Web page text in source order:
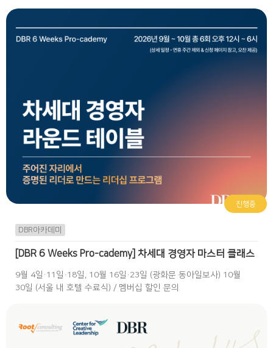
진행중
DBR아카데미
[DBR 6 Weeks Pro-cademy] 차세대 경영자 마스터 클래스
9월 4일·11일·18일, 10월 16일·23일 (광화문 동아일보사) 10월
30일 (서울 내 호텔 수료식) / 멤버십 할인 문의